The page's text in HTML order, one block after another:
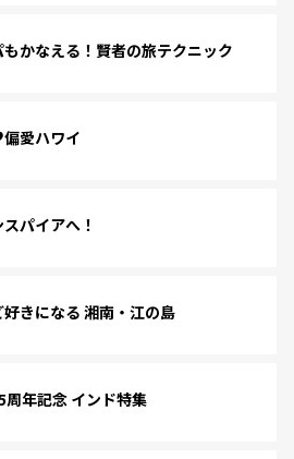
かなえる！賢者の旅テクニック
愛ハワイ
パイアへ！
きになる 湘南・江の島
年記念 インド特集